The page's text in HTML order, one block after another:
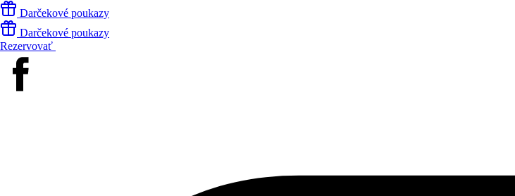
Darčekové poukazy
Darčekové poukazy
Rezervovať